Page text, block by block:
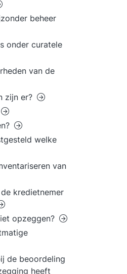
beheer
onder curatele
van de
zijn er?
welke
van
kredietnemer
opzeggen?
de beoordeling
heeft